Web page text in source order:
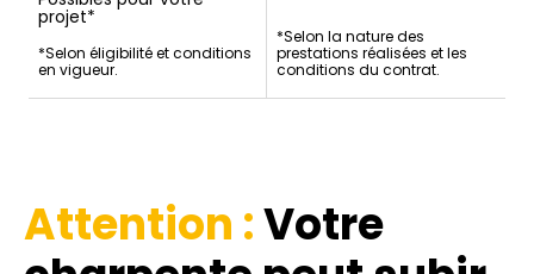
projet*
*Selon éligibilité et conditions
en vigueur.
*Selon la nature des
prestations réalisées et les
conditions du contrat.
Attention :Votre